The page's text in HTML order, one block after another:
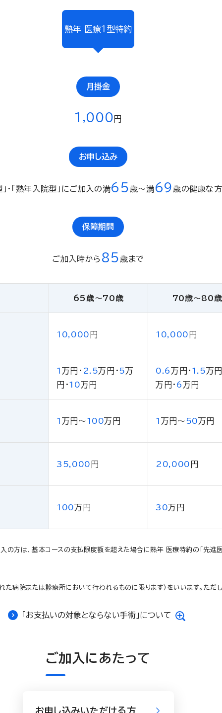
熟年 医療１型特約
月掛金
1,000 円
お申し込み
」・「熟年入院型」にご加入の満65 歳〜満69 歳の健康な方
保障期間
ご加入時から 85 歳まで
65歳〜70歳 70歳〜80歳
10,000 円 10,000 円
1 万円 ・ 2.5万円 ・5万
円 ・10万円
0.6万円 ・ 1.5万
万円 ・ 6万円
1 万円 〜100万円 1 万円 〜50万円
35,000 円 20,000 円
100万円 30万円
の方は、基本コースの支払限度額を超えた場合に熟年 医療特約の「先進
院または診療所において行われるものに限ります）をいいます。ただ
「お支払いの対象とならない手術」について
ご加入にあたって
お申し込みいただける方